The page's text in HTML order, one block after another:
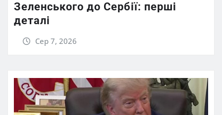
Зеленського до Сербії: перші
деталі
Сер 7, 2026